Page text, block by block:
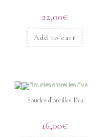
22,00€
Add to cart
Boucles d’oreilles Eva
16,00€